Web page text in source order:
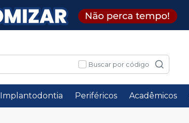
Buscar por código
Implantodontia Periféricos Acadêmicos